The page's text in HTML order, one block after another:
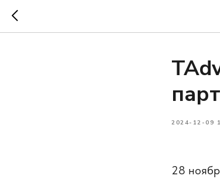
2024-12-09
28